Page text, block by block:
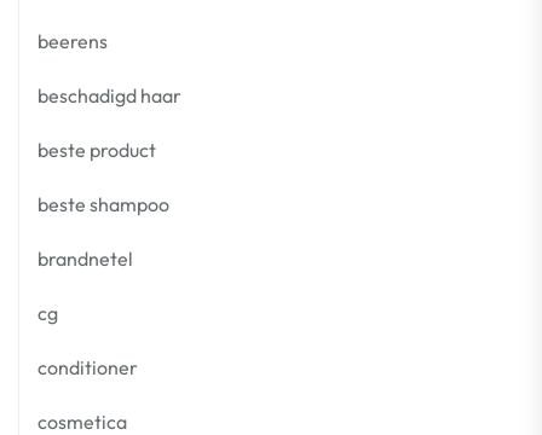
beerens
beschadigd haar
beste product
beste shampoo
brandnetel
cg
conditioner
cosmetica